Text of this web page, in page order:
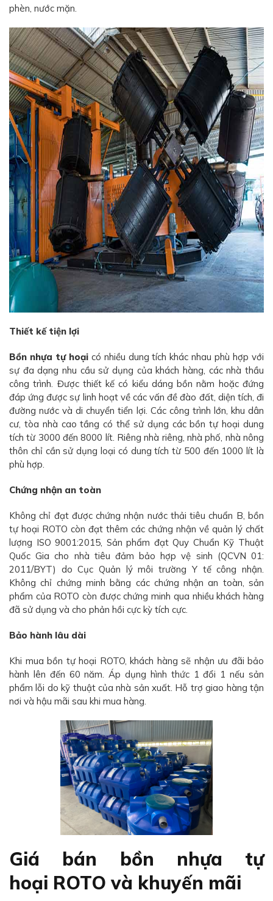
phèn, nước mặn.
Thiết kế tiện lợi
Bồn nhựa tự hoạicó nhiều dung tích khác nhau phù hợp với
sự đa dạng nhu cầu sử dụng của khách hàng, các nhà thầu
công trình. Được thiết kế có kiểu dáng bồn nằm hoặc đứng
đáp ứng được sự linh hoạt về các vấn đề đào đất, diện tích, đi
đường nước và di chuyển tiển lợi. Các công trình lớn, khu dân
cư, tòa nhà cao tầng có thể sử dụng các bồn tự hoại dung
tích từ 3000 đến 8000 lít. Riêng nhà riêng, nhà phố, nhà nông
thôn chỉ cần sử dụng loại có dung tích từ 500 đến 1000 lít là
phù hợp.
Chứng nhận an toàn
Không chỉ đạt được chứng nhận nước thải tiêu chuẩn B, bồn
tự hoại ROTO còn đạt thêm các chứng nhận về quản lý chất
lượng ISO 9001:2015, Sản phẩm đạt Quy Chuẩn Kỹ Thuật
Quốc Gia cho nhà tiêu đảm bảo hợp vệ sinh (QCVN 01:
2011/BYT) do Cục Quản lý môi trường Y tế công nhận.
Không chỉ chứng minh bằng các chứng nhận an toàn, sản
phẩm của ROTO còn được chứng minh qua nhiều khách hàng
đã sử dụng và cho phản hồi cực kỳ tích cực.
Bảo hành lâu dài
Khi mua bồn tự hoại ROTO, khách hàng sẽ nhận ưu đãi bảo
hành lên đến 60 năm. Áp dụng hình thức 1 đổi 1 nếu sản
phẩm lỗi do kỹ thuật của nhà sản xuất. Hỗ trợ giao hàng tận
nơi và hậu mãi sau khi mua hàng.
Giá bán bồn nhựa tự
hoại ROTO và khuyến mãi